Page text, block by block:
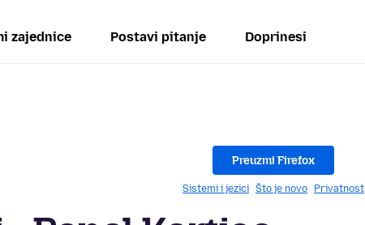
zajednice Postavi pitanje Doprinesi
Preuzmi Firefox
Sistemi i jezici Što je novo Privatnost